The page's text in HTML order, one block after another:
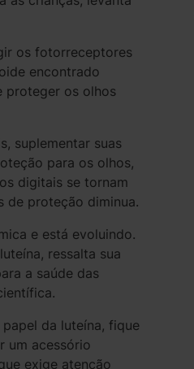
os fotorreceptores
encontrado
proteger os olhos
suplementar suas
para os olhos,
digitais se tornam
de proteção diminua.
e está evoluindo.
ressalta sua
a saúde das
da luteína, fique
um acessório
exige atenção